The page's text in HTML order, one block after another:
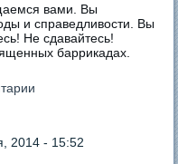
вами. Вы
и справедливости. Вы
Не сдавайтесь!
баррикадах.
2014 - 15:52